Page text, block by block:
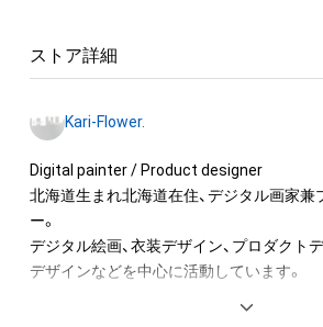
「作品名」「作者 Kari-Flower.」
相談ください。
本アイテムに関する注意事項
・本アイテムを複製することはできません
・本アイテムを商用利用することはできませ
・本アイテムを印刷やその他の方法で物理
一切禁じます。
ロゴ等を含みますがこれらに限られません
ストア詳細
Kari-Flower.
Digital painter / Product designer
北海道生まれ北海道在住、デジタル画家兼
ー。
デジタル絵画、衣装デザイン、プロダクト
デザインなどを中心に活動しています。